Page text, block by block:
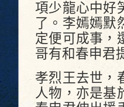
項少龍心中好
了。李嫣嫣默
定便可成事，
哥有和春申君
孝烈王去世，
人物，亦是基